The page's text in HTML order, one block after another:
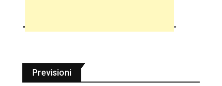
" "
Previsioni